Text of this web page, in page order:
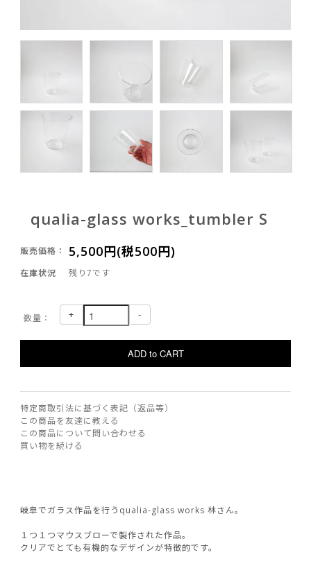
qualia-glass works_tumbler S
販売価格： 5,500円(税500円)
在庫状況 残り7です
数量： + -
特定商取引法に基づく表記（返品等）
この商品を友達に教える
この商品について問い合わせる
買い物を続ける
岐阜でガラス作品を行うqualia-glass works 林さん。
１つ１つマウスブローで製作された作品。
クリアでとても有機的なデザインが特徴的です。